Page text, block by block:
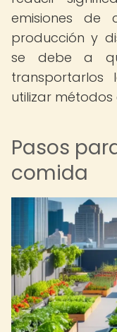
emisiones de
producción y
se debe a
transportarlos
utilizar métodos
Pasos
comida